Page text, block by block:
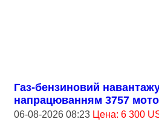
Газ-бензиновий
напрацюванням 3757
06-08-2026 08:23 Цена: 6 300